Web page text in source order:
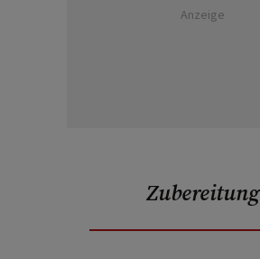
Anzeige
Zubereitung